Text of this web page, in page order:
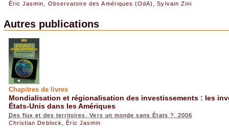
Éric Jasmin
Observatoire des Amériques (OdA) ,Sylvain Zini
Autres publications
Chapitres de livres
Mondialisation et régionalisation des investissements : les
États-Unis dans les Amériques
Des flux et des territoires. Vers un monde sans États ?, 2006
Christian Deblock
Éric Jasmin